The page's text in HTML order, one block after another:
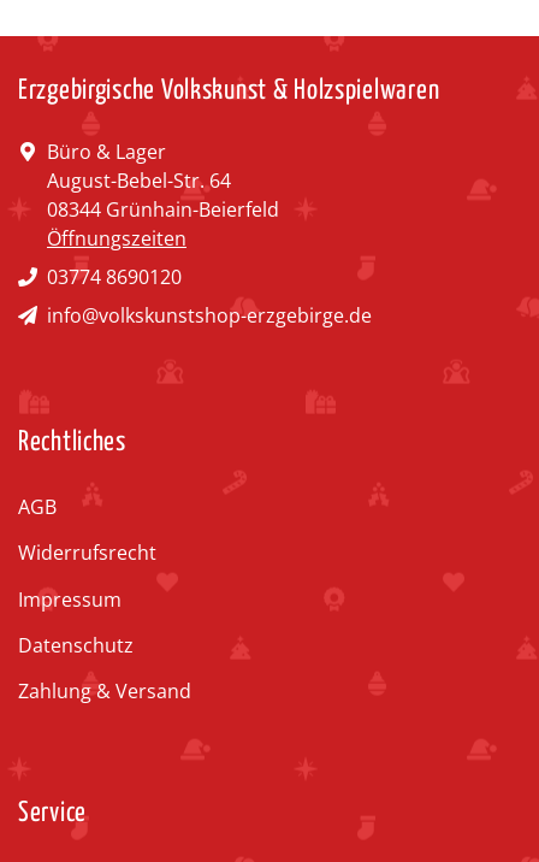
Erzgebirgische Volkskunst & Holzspielwaren
Büro & Lager
August-Bebel-Str. 64
08344 Grünhain-Beierfeld
Öffnungszeiten
03774 8690120
info@volkskunstshop-erzgebirge.de
Rechtliches
AGB
Widerrufsrecht
Impressum
Datenschutz
Zahlung & Versand
Service